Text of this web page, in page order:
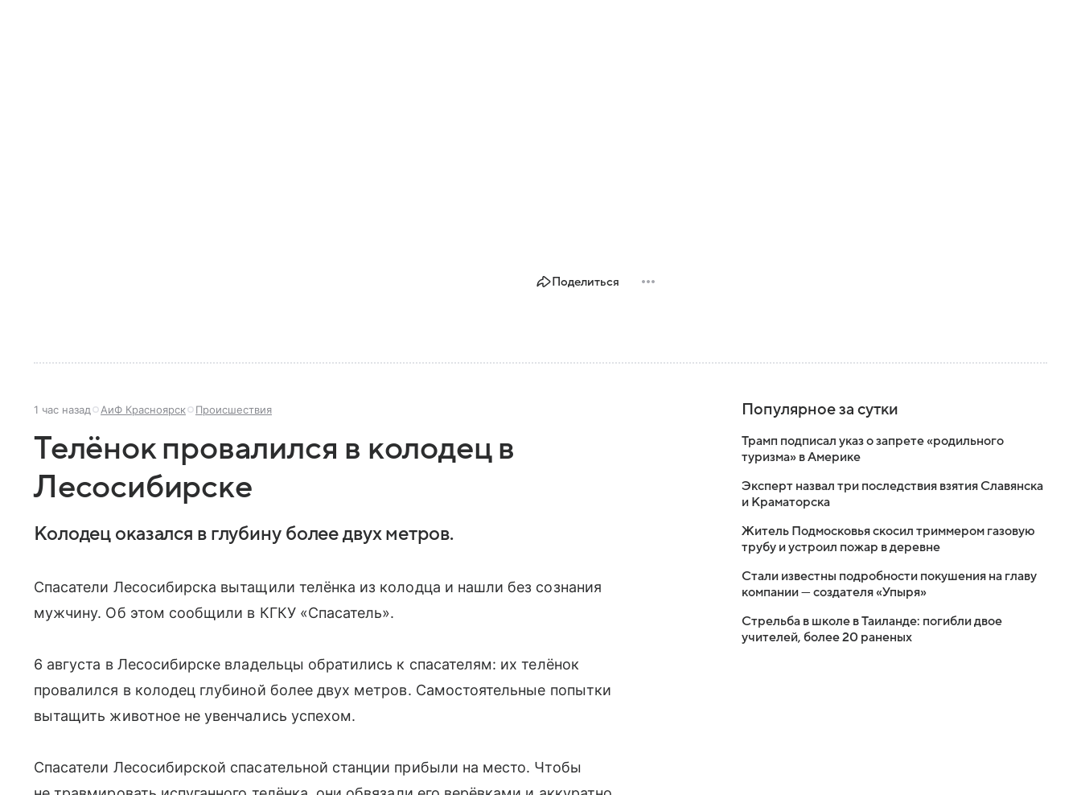
Поделиться
1 час назад АиФ Красноярск Происшествия
Телёнок провалился в колодец в
Лесосибирске
Колодец оказался в глубину более двух метров.
Спасатели Лесосибирска вытащили телёнка из колодца и нашли без сознания
мужчину. Об этом сообщили в КГКУ «Спасатель».
6 августа в Лесосибирске владельцы обратились к спасателям: их телёнок
провалился в колодец глубиной более двух метров. Самостоятельные попытки
вытащить животное не увенчались успехом.
Спасатели Лесосибирской спасательной станции прибыли на место. Чтобы
Популярное за сутки
Трамп подписал указ о запрете «родильного
туризма» в Америке
Эксперт назвал три последствия взятия Славянска
и Краматорска
Житель Подмосковья скосил триммером газовую
трубу и устроил пожар в деревне
Стали известны подробности покушения на главу
компании — создателя «Упыря»
Стрельба в школе в Таиланде: погибли двое
учителей, более 20 раненых